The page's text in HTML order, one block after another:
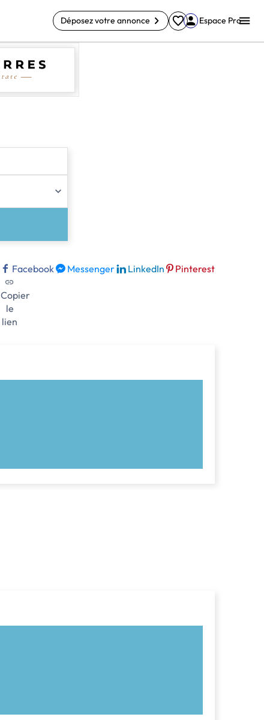
Déposez votre annonce Espace Pro
Facebook Messenger LinkedIn Pinterest
Copier
le
lien